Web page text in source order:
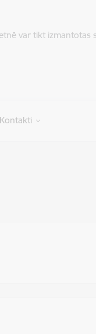
var tikt izmantotas
Kontakti